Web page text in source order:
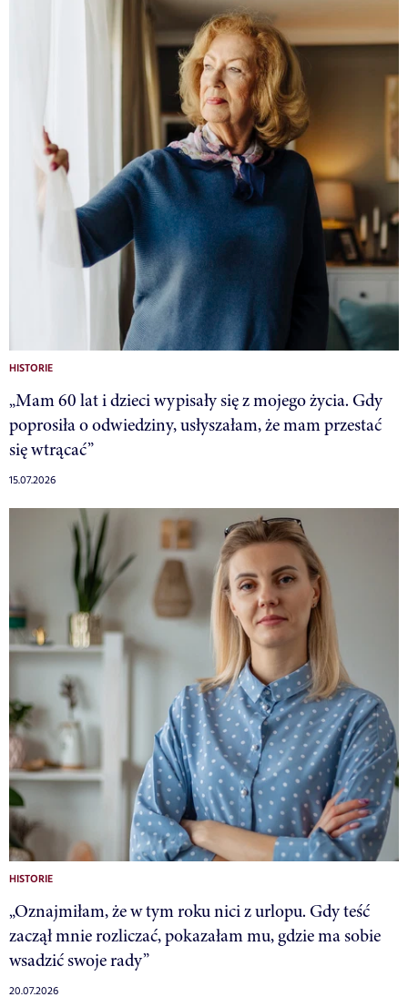
HISTORIE
„Mam 60 lat i dzieci wypisały się z mojego życia. Gdy
poprosiła o odwiedziny, usłyszałam, że mam przestać
się wtrącać”
15.07.2026
HISTORIE
„Oznajmiłam, że w tym roku nici z urlopu. Gdy teść
zaczął mnie rozliczać, pokazałam mu, gdzie ma sobie
wsadzić swoje rady”
20.07.2026